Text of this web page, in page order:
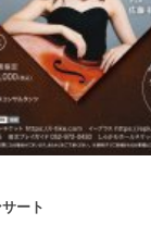
ート